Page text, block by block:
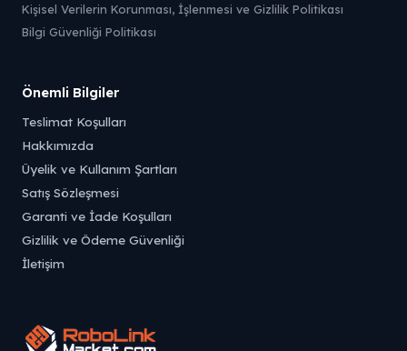
Kişisel Verilerin Korunması, İşlenmesi ve Gizlilik Politikası
Bilgi Güvenliği Politikası
Önemli Bilgiler
Teslimat Koşulları
Hakkımızda
Üyelik ve Kullanım Şartları
Satış Sözleşmesi
Garanti ve İade Koşulları
Gizlilik ve Ödeme Güvenliği
İletişim